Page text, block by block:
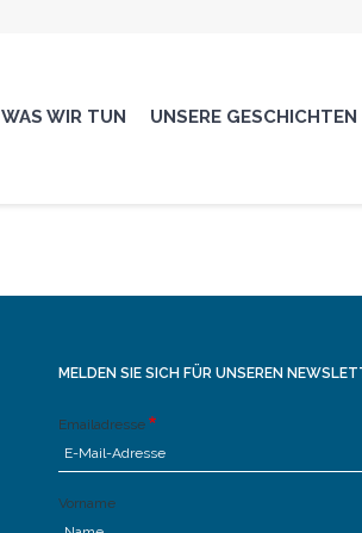
WAS WIR TUN UNSERE GESCHICHTEN
MELDEN SIE SICH FÜR UNSEREN
Emailadresse
Vorname